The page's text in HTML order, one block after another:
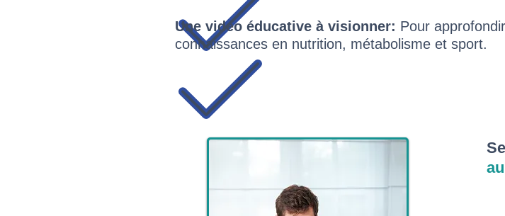
Une vidéo éducative à visionner: Pour
connaissances en nutrition, métabolisme et sport.